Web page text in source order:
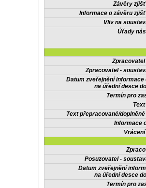
Závěry
Informace o závěru
Vliv na
Úřady
Zpracovatel -
Datum zveřejnění informace
na úřední desce
Termín pro
Text přepracované/
Informace
Posuzovatel -
Datum zveřejnění
na úřední desce
Termín pro